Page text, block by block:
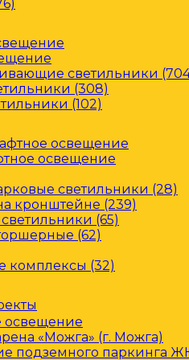
светильники
(308)
(102)
освещение
светильники (28)
кронштейне (239)
(65)
(62)
комплексы (32)
освещение
«Можга» (г. Можга)
подземного паркинга